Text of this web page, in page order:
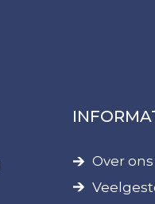
Over ons